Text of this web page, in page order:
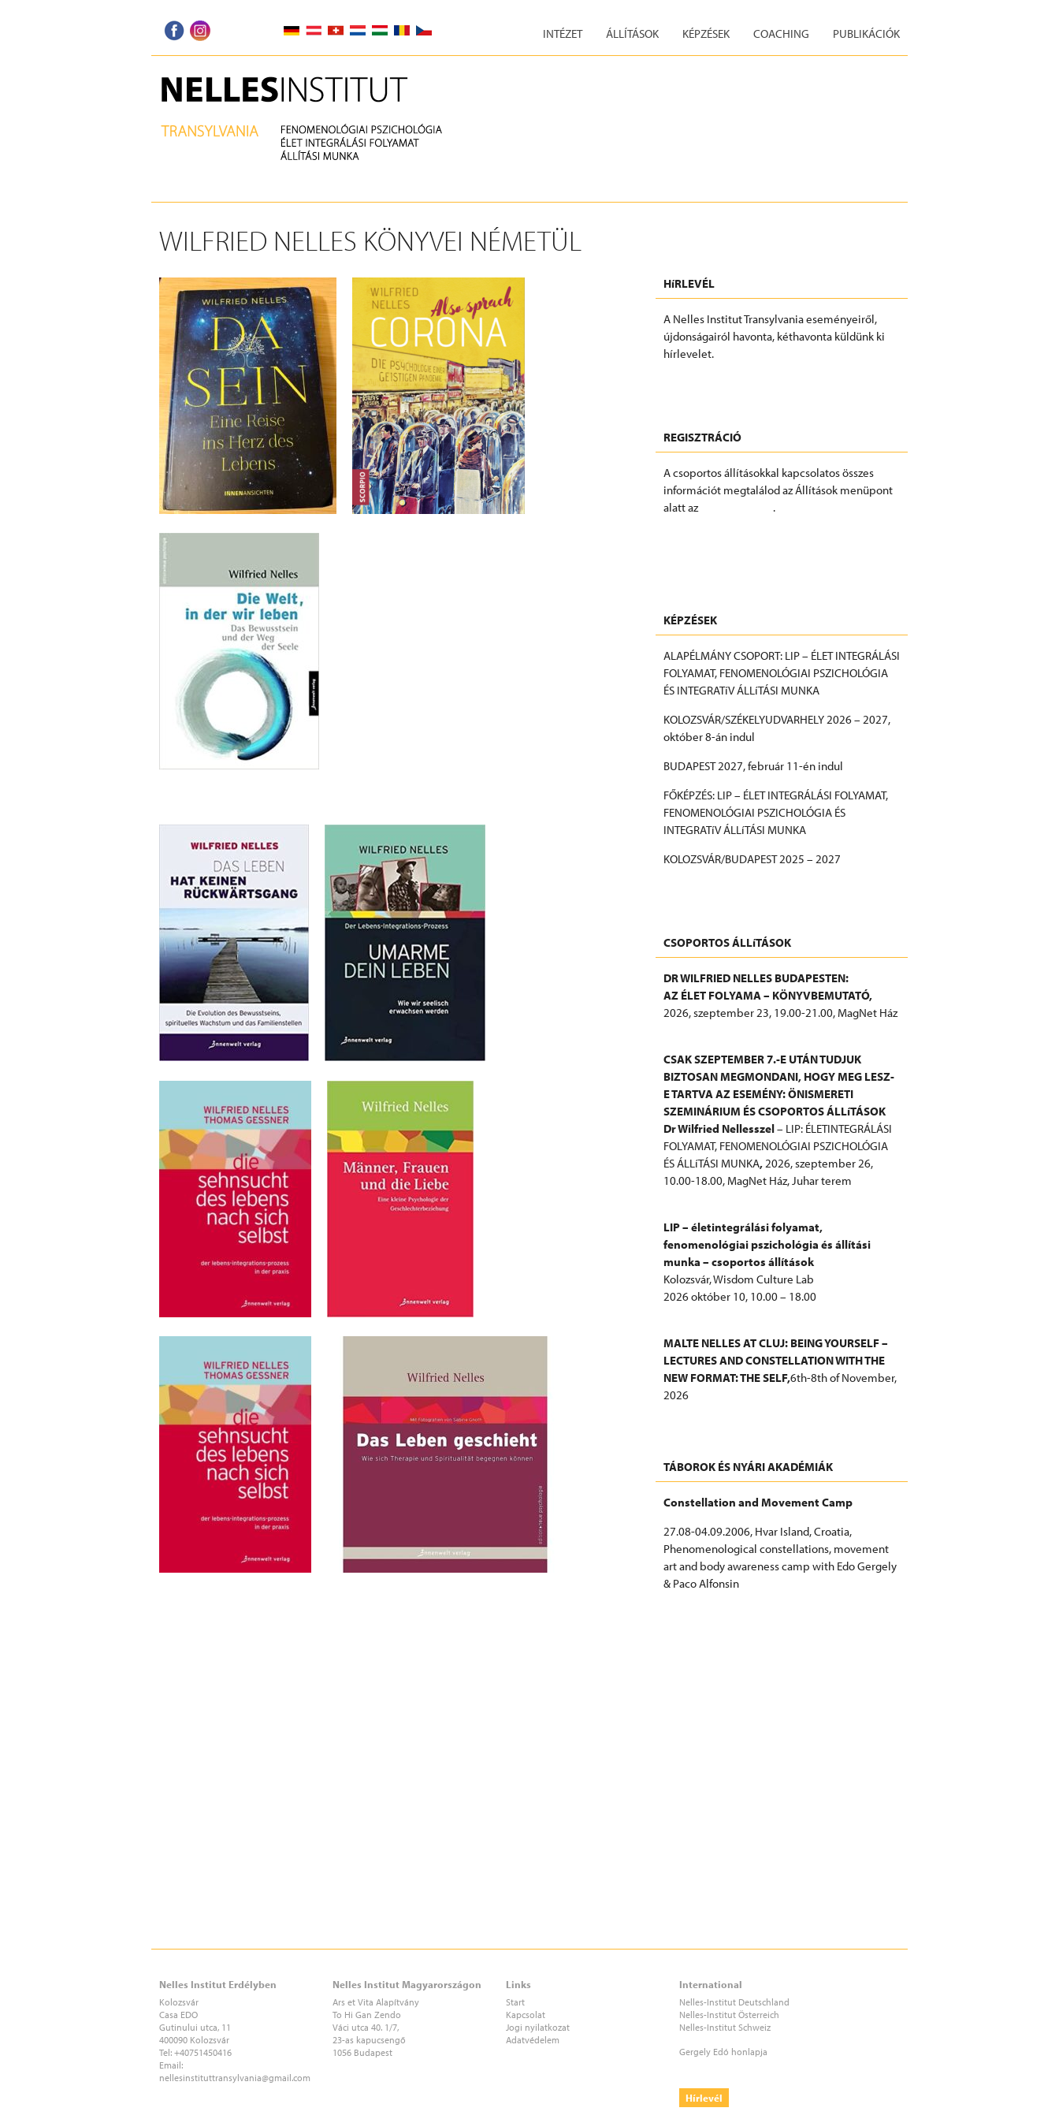
INTÉZET ÁLLÍTÁSOK KÉPZÉSEK COACHING PUBLIKÁCIÓK
WILFRIED NELLES KÖNYVEI NÉMETÜL
HíRLEVÉL
A Nelles Institut Transylvania eseményeiről,
újdonságairól havonta, kéthavonta küldünk ki
hírlevelet.
REGISZTRÁCIÓ
A csoportos állításokkal kapcsolatos összes
információt megtalálod az Állítások menüpont
alatt az
.
KÉPZÉSEK
ALAPÉLMÁNY CSOPORT: LIP – ÉLET INTEGRÁLÁSI
FOLYAMAT, FENOMENOLÓGIAI PSZICHOLÓGIA
ÉS INTEGRATíV ÁLLíTÁSI MUNKA
KOLOZSVÁR/SZÉKELYUDVARHELY 2026 – 2027,
október 8-án indul
BUDAPEST 2027, február 11-én indul
FŐKÉPZÉS: LIP – ÉLET INTEGRÁLÁSI FOLYAMAT,
FENOMENOLÓGIAI PSZICHOLÓGIA ÉS
INTEGRATíV ÁLLíTÁSI MUNKA
KOLOZSVÁR/BUDAPEST 2025 – 2027
CSOPORTOS ÁLLíTÁSOK
DR WILFRIED NELLES BUDAPESTEN:
AZ ÉLET FOLYAMA – KÖNYVBEMUTATÓ,
2026, szeptember 23, 19.00-21.00, MagNet Ház
CSAK SZEPTEMBER 7.-E UTÁN TUDJUK
BIZTOSAN MEGMONDANI, HOGY MEG LESZ-
E TARTVA AZ ESEMÉNY: ÖNISMERETI
SZEMINÁRIUM ÉS CSOPORTOS ÁLLíTÁSOK
Dr Wilfried Nellesszel– LIP: ÉLETINTEGRÁLÁSI
FOLYAMAT, FENOMENOLÓGIAI PSZICHOLÓGIA
ÉS ÁLLíTÁSI MUNKA,2026, szeptember 26,
10.00-18.00, MagNet Ház, Juhar terem
LIP – életintegrálási folyamat,
fenomenológiai pszichológia és állítási
munka – csoportos állítások
Kolozsvár, Wisdom Culture Lab
2026 október 10, 10.00 – 18.00
MALTE NELLES AT CLUJ: BEING YOURSELF –
LECTURES AND CONSTELLATION WITH THE
NEW FORMAT: THE SELF,6th-8th of November,
2026
TÁBOROK ÉS NYÁRI AKADÉMIÁK
Constellation and Movement Camp
27.08-04.09.2006, Hvar Island, Croatia,
Phenomenological constellations, movement
art and body awareness camp with Edo Gergely
& Paco Alfonsin
Nelles Institut Erdélyben
Kolozsvár
Casa EDO
Gutinului utca, 11
400090 Kolozsvár
Tel: +40751450416
Email:
nellesinstituttransylvania@gmail.com
Nelles Institut Magyarországon
Ars et Vita Alapítvány
To Hi Gan Zendo
Váci utca 40. 1/7,
23-as kapucsengő
1056 Budapest
Links
Start
Kapcsolat
Jogi nyilatkozat
Adatvédelem
International
Nelles-Institut Deutschland
Nelles-Institut Österreich
Nelles-Institut Schweiz
Gergely Edó honlapja
Hírlevél